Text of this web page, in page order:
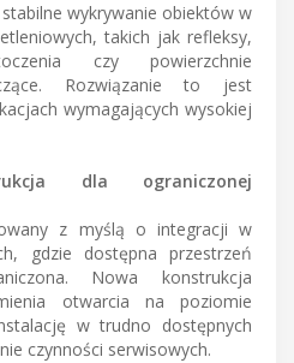
wykrywanie obiektów w
takich jak refleksy,
czy powierzchnie
Rozwiązanie to jest
wymagających wysokiej
dla ograniczonej
z myślą o integracji w
gdzie dostępna przestrzeń
Nowa konstrukcja
otwarcia na poziomie
w trudno dostępnych
czynności serwisowych.